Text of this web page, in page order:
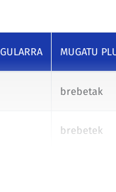
MUGATU
brebetak
brebetek